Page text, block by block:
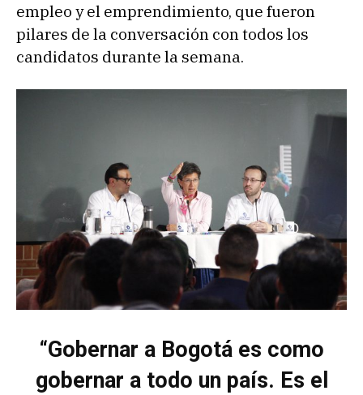
empleo y el emprendimiento, que fueron
pilares de la conversación con todos los
candidatos durante la semana.
“Gobernar a Bogotá es como
gobernar a todo un país. Es el